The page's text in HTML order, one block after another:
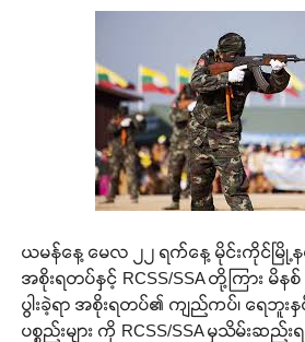
ယမန်နေ့ မေလ ၂၂ ရက်နေ့ မိုင်းကိုင်မြို့န
အစိုးရတပ်နှင့် RCSS/SSA တို့ကြား မိ
ပွါးခဲ့ရာ အစိုးရတပ်၏ ကျည်ကပ်၊ ရေဘူ
ပစ္စည်းများ ကို RCSS/SSA မှသိမ်းဆည်